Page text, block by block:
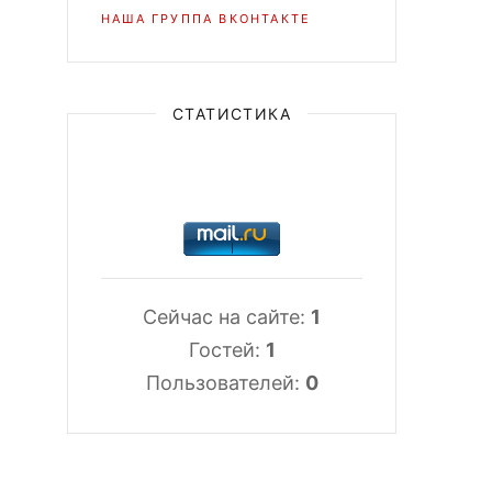
НАША ГРУППА ВКОНТАКТЕ
СТАТИСТИКА
Сейчас на сайте: 1
Гостей: 1
Пользователей: 0